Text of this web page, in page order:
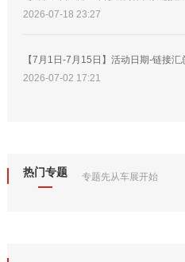
2026-07-18 23:27
【7月1日-7月15日】活动日期-链接汇
2026-07-02 17:21
热门专题 专题先从车展开始